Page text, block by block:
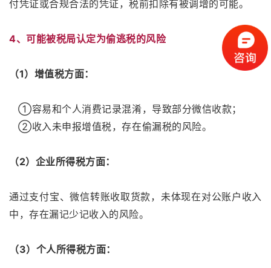
付凭证或合规合法的凭证，税前扣除有被调增的可能。
4、可能被税局认定为偷逃税的风险
（1）增值税方面：
①容易和个人消费记录混淆，导致部分微信收款；
②收入未申报增值税，存在偷漏税的风险。
（2）企业所得税方面：
通过支付宝、微信转账收取货款，未体现在对公账户收入
中，存在漏记少记收入的风险。
（3）个人所得税方面：